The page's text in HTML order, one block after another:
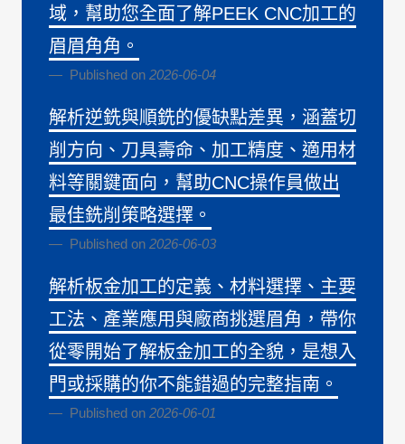
域，幫助您全面了解PEEK CNC加工的
眉眉角角。
Published on 2026-06-04
解析逆銑與順銑的優缺點差異，涵蓋切
削方向、刀具壽命、加工精度、適用材
料等關鍵面向，幫助CNC操作員做出
最佳銑削策略選擇。
Published on 2026-06-03
解析板金加工的定義、材料選擇、主要
工法、產業應用與廠商挑選眉角，帶你
從零開始了解板金加工的全貌，是想入
門或採購的你不能錯過的完整指南。
Published on 2026-06-01